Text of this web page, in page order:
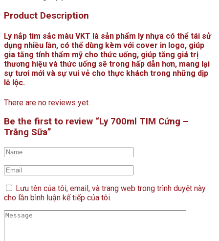
Product Description
Ly nắp tim sắc màu VKT là sản phẩm ly nhựa có thể tái sử
dụng nhiều lần, có thể dùng kèm với cover in logo, giúp
gia tăng tính thẩm mỹ cho thức uống, giúp tăng giá trị
thương hiệu và thức uống sẽ trong hấp dẫn hơn, mang lại
sự tươi mới và sự vui vẻ cho thực khách trong những dịp
lễ lộc.
There are no reviews yet.
Be the first to review “Ly 700ml TIM Cứng –
Trắng Sữa”
Lưu tên của tôi, email, và trang web trong trình duyệt này
cho lần bình luận kế tiếp của tôi.